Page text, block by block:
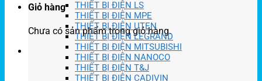
Giỏ hàng
Chưa có sản phẩm trong giỏ hàng.
THIẾT BỊ ĐIỆN LS
THIẾT BỊ ĐIỆN MPE
THIẾT BỊ ĐIỆN UTEN
THIẾT BỊ ĐIỆN LEGRAND
THIẾT BỊ ĐIỆN MITSUBISHI
THIẾT BỊ ĐIỆN NANOCO
THIẾT BỊ ĐIỆN T&J
THIẾT BỊ ĐIỆN CADIVIN